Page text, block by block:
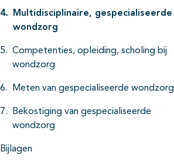
Multidisciplinaire, gespecialiseerde
wondzorg
Competenties, opleiding, scholing bij
wondzorg
Meten van gespecialiseerde wondzorg
Bekostiging van gespecialiseerde
wondzorg
Bijlagen